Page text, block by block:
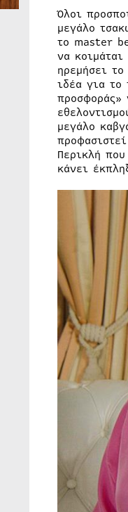
Όλοι
μεγάλο
το master
να
ηρεμήσει
ιδέα για το
προσφοράς»
μεγάλο
Περικλή
κάνει